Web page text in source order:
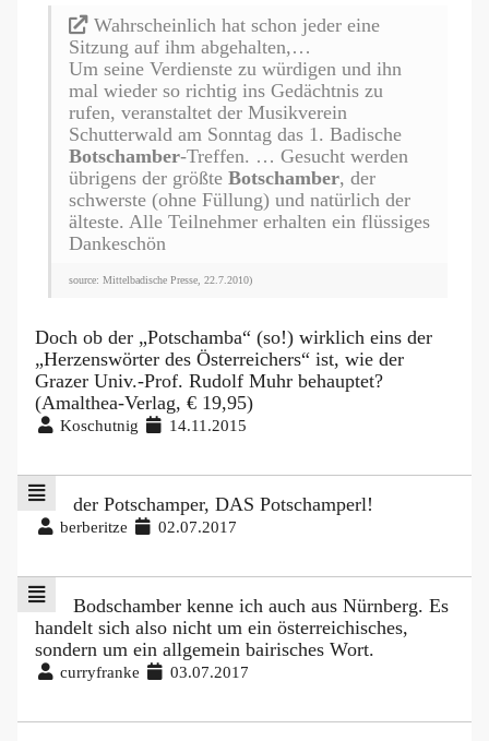
Wahrscheinlich hat schon jeder eine
Sitzung auf ihm abgehalten,…
Um seine Verdienste zu würdigen und ihn
mal wieder so richtig ins Gedächtnis zu
rufen, veranstaltet der Musikverein
Schutterwald am Sonntag das 1. Badische
Botschamber-Treffen. … Gesucht werden
übrigens der größte Botschamber, der
schwerste (ohne Füllung) und natürlich der
älteste. Alle Teilnehmer erhalten ein flüssiges
Dankeschön
source: Mittelbadische Presse, 22.7.2010)
Doch ob der „Potschamba“ (so!) wirklich eins der
„Herzenswörter des Österreichers“ ist, wie der
Grazer Univ.-Prof. Rudolf Muhr behauptet?
(Amalthea-Verlag, € 19,95)
Koschutnig 14.11.2015
der Potschamper, DAS Potschamperl!
berberitze 02.07.2017
Bodschamber kenne ich auch aus Nürnberg. Es
handelt sich also nicht um ein österreichisches,
sondern um ein allgemein bairisches Wort.
curryfranke 03.07.2017